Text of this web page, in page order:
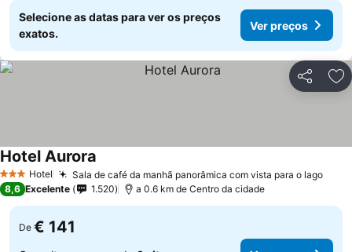
Selecione as datas para ver os preços
exatos.
Ver preços
Partilhar
3 EstrelasHotel Sala de café da manhã panorâmica com vista para o lagoVer
Hotel Aurora
8,6 Excelente 1.520 a 0.6 km de Centro da cidade
De € 141